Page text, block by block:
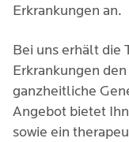
Erkrankungen an.
Bei uns erhält die
Erkrankungen
ganzheitliche
Angebot bietet
sowie ein